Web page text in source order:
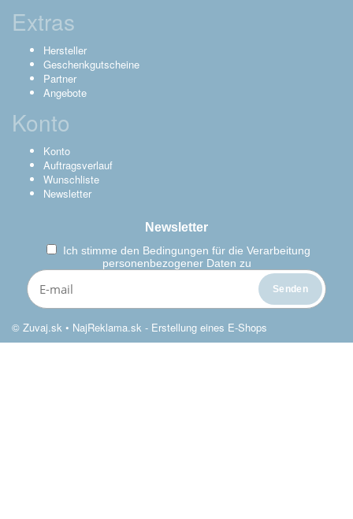
Extras
Hersteller
Geschenkgutscheine
Partner
Angebote
Konto
Konto
Auftragsverlauf
Wunschliste
Newsletter
Newsletter
Ich stimme den Bedingungen für die Verarbeitung
personenbezogener Daten zu
© Zuvaj.sk • NajReklama.sk - Erstellung eines E-Shops